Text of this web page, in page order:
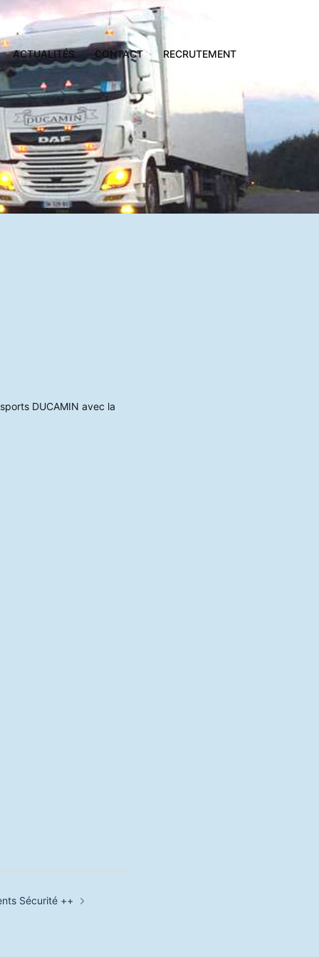
ACTUALITÉS CONTACT RECRUTEMENT
DUCAMIN avec la
Sécurité ++